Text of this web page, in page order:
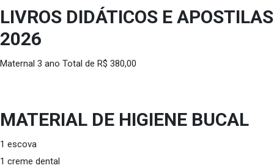
LIVROS DIDÁTICOS E APOSTILAS
2026
Maternal 3 ano Total de R$ 380,00
MATERIAL DE HIGIENE BUCAL
1 escova
1 creme dental